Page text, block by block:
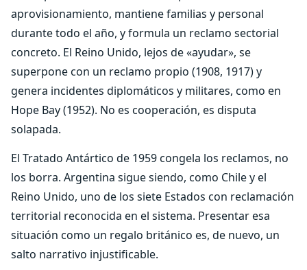
aprovisionamiento, mantiene familias y personal
durante todo el año, y formula un reclamo sectorial
concreto. El Reino Unido, lejos de «ayudar», se
superpone con un reclamo propio (1908, 1917) y
genera incidentes diplomáticos y militares, como en
Hope Bay (1952). No es cooperación, es disputa
solapada.
El Tratado Antártico de 1959 congela los reclamos, no
los borra. Argentina sigue siendo, como Chile y el
Reino Unido, uno de los siete Estados con reclamación
territorial reconocida en el sistema. Presentar esa
situación como un regalo británico es, de nuevo, un
salto narrativo injustificable.